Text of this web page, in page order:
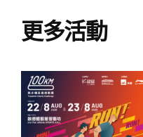
更多活動